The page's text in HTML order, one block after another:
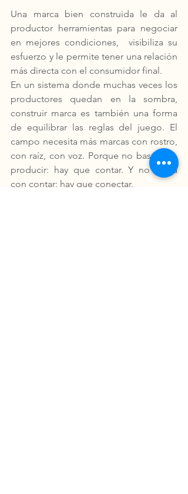
Una marca bien construida le da al
productor herramientas para negociar
en mejores condiciones,  visibiliza su
esfuerzo y le permite tener una relación
más directa con el consumidor final.
En un sistema donde muchas veces los
productores quedan en la sombra,
construir marca es también una forma
de equilibrar las reglas del juego. El
campo necesita más marcas con rostro,
con raíz, con voz. Porque no basta con
producir: hay que contar. Y no basta
con contar: hay que conectar.